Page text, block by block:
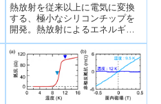
熱放射を従来以上に電気に変換
する、極小なシリコンチップを
開発。熱放射によるエネルギー
を効率的に電気に変換すること
により、従来廃棄されていた大
量なエネルギーの有効活用が期
待される。